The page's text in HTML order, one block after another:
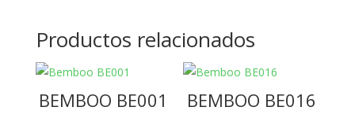
Productos relacionados
BEMBOO BE001 BEMBOO BE016